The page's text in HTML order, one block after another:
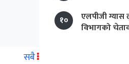
सबै
१०
एलपीजी ग्यास
विभागको